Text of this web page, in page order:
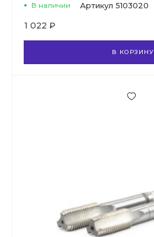
В наличии Артикул 5103020
1 022 ₽
В КОРЗИНУ